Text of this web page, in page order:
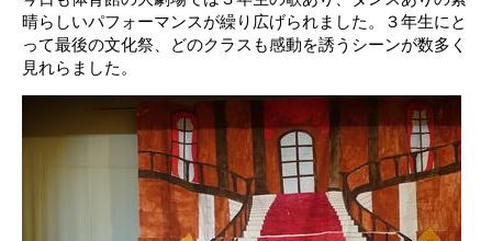
晴らしいパフォーマンスが繰り広げられました。３年生にと
って最後の文化祭、どのクラスも感動を誘うシーンが数多く
見れらました。